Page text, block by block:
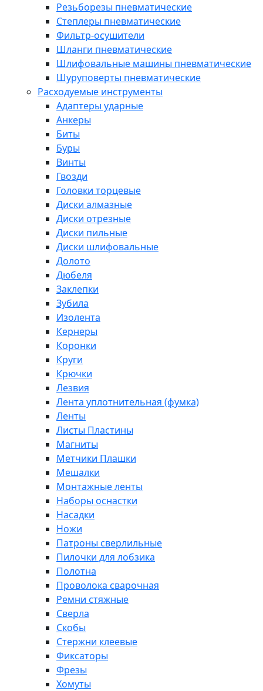
Резьборезы пневматические
Степлеры пневматические
Фильтр-осушители
Шланги пневматические
Шлифовальные машины пневматические
Шуруповерты пневматические
Расходуемые инструменты
Адаптеры ударные
Анкеры
Биты
Буры
Винты
Гвозди
Головки торцевые
Диски алмазные
Диски отрезные
Диски пильные
Диски шлифовальные
Долото
Дюбеля
Заклепки
Зубила
Изолента
Кернеры
Коронки
Круги
Крючки
Лезвия
Лента уплотнительная (фумка)
Ленты
Листы Пластины
Магниты
Метчики Плашки
Мешалки
Монтажные ленты
Наборы оснастки
Насадки
Ножи
Патроны сверлильные
Пилочки для лобзика
Полотна
Проволока сварочная
Ремни стяжные
Сверла
Скобы
Стержни клеевые
Фиксаторы
Фрезы
Хомуты